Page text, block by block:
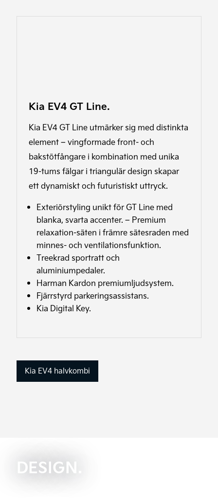
Kia EV4 GT Line.
Kia EV4 GT Line utmärker sig med distinkta
element – vingformade front- och
bakstötfångare i kombination med unika
19-tums fälgar i triangulär design skapar
ett dynamiskt och futuristiskt uttryck.
Exteriörstyling unikt för GT Line med
blanka, svarta accenter. – Premium
relaxation-säten i främre sätesraden med
minnes- och ventilationsfunktion.
Treekrad sportratt och
aluminiumpedaler.
Harman Kardon premiumljudsystem.
Fjärrstyrd parkeringsassistans.
Kia Digital Key.
Kia EV4 halvkombi
DESIGN.